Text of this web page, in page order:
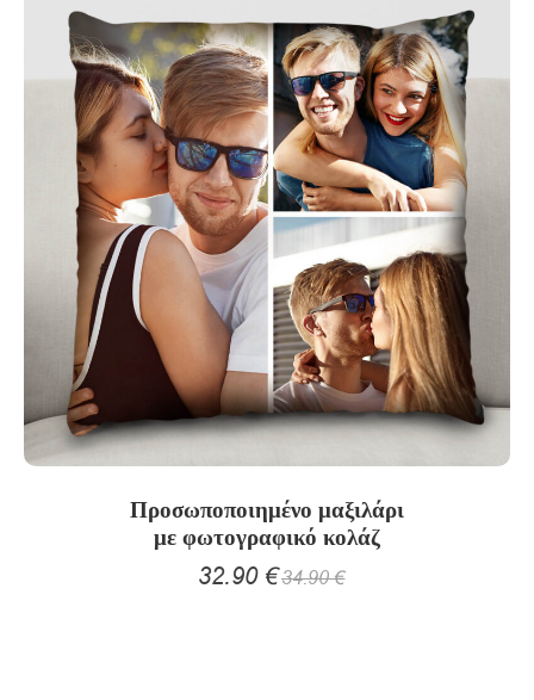
Προσωποποιημένο μαξιλάρι
με φωτογραφικό κολάζ
32.90 €34.90€